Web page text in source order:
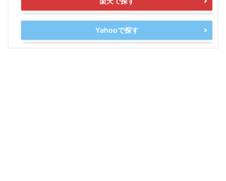
Yahooで探す